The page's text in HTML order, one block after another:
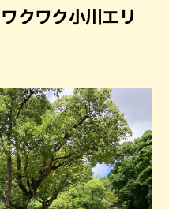
クワク小川エリ